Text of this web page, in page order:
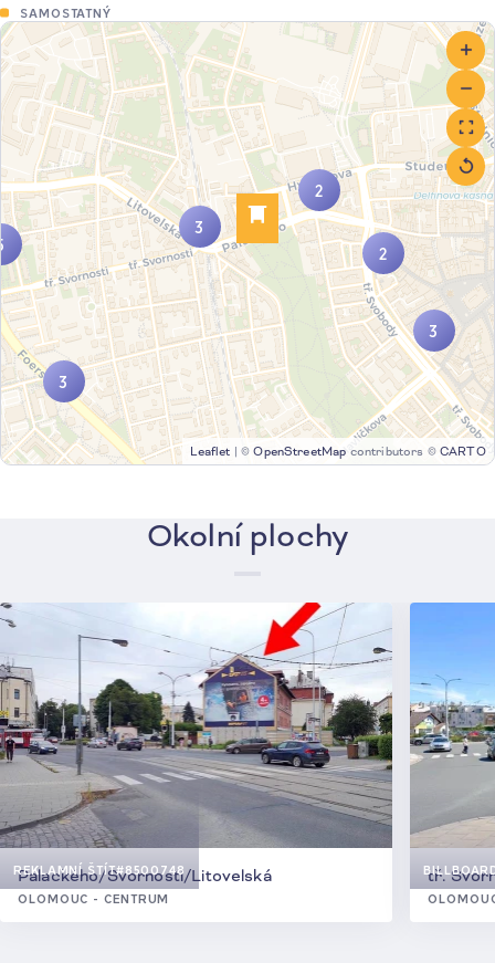
SAMOSTATNÝ
3
2
3
2
3
Leaflet | ©OpenStreetMap contributors © CARTO
Okolní plochy
REKLAMNÍ ŠTÍT#8500748
Palackého/Svornosti/Litovelská
OLOMOUC - CENTRUM
tř.